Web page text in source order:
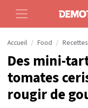
Accueil Food Recettes
Des mini-
tomates
rougir de